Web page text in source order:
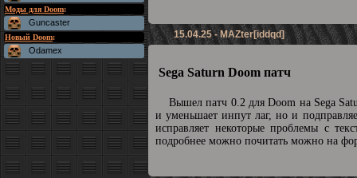
Моды для Doom:
Guncaster
Новый Doom:
Odamex
15.04.25 - MAZter[iddqd]
Sega Saturn Doom патч
Вышел патч 0.2 для Doom на Sega
и уменьшает инпут лаг, но и
исправляет некоторые проблемы с
подробнее можно почитать можно на